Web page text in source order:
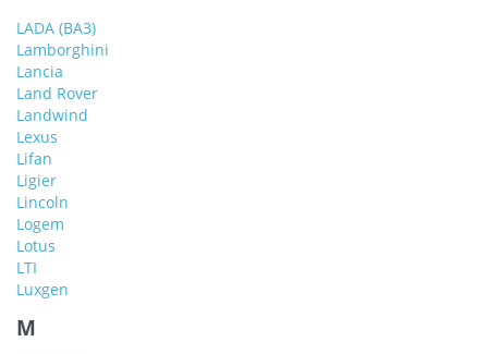
LADA (ВАЗ)
Lamborghini
Lancia
Land Rover
Landwind
Lexus
Lifan
Ligier
Lincoln
Logem
Lotus
LTI
Luxgen
M